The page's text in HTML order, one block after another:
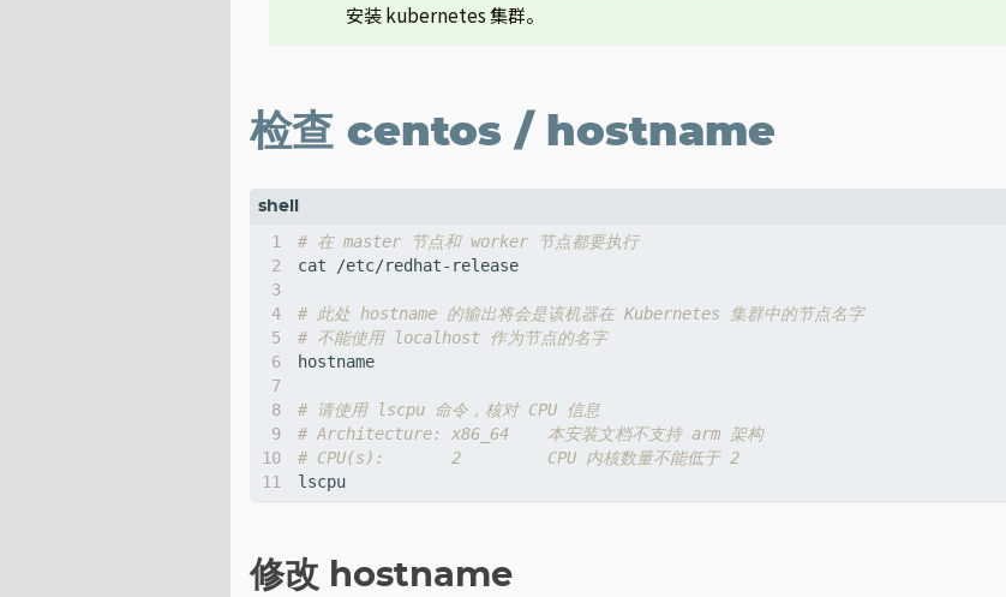
安装 kubernetes 集群。
检查 centos / hostname
4
6
7
8
9
10
# 在 master 节点和 worker 节点都要执行
# 此处 hostname 的输出将会是该机器在 Kubernetes 集群中的节点名字
# 不能使用 localhost 作为节点的名字
# 请使用 lscpu 命令，核对 CPU 信息
# Architecture: x86_64    本安装文档不支持 arm 架构
# CPU(s):       2         CPU 内核数量不能低于 2
修改 hostname